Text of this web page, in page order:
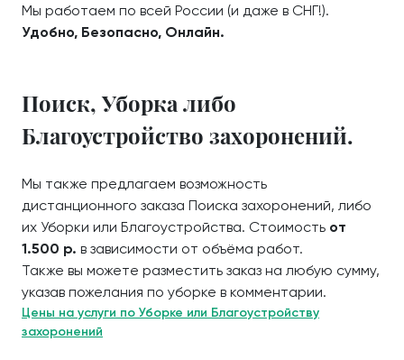
Мы работаем по всей России (и даже в СНГ!).
Удобно, Безопасно, Онлайн.
Поиск, Уборка либо
Благоустройство захоронений.
Мы также предлагаем возможность
дистанционного заказа Поиска захоронений, либо
их Уборки или Благоустройства. Стоимость от
1.500 р. в зависимости от объёма работ.
Также вы можете разместить заказ на любую сумму,
указав пожелания по уборке в комментарии.
Цены на услуги по Уборке или Благоустройству
захоронений